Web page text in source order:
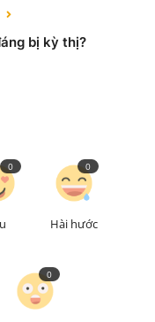
bị kỳ thị?
0
Hài hước
0
0